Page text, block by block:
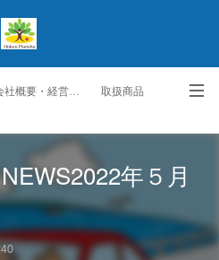
会社概要・経営理念 取扱商品
アクセス お問い合わせ・ご要望
年５月